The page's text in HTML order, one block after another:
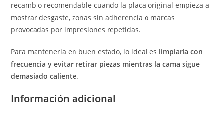
recambio recomendable cuando la placa original empieza a
mostrar desgaste, zonas sin adherencia o marcas
provocadas por impresiones repetidas.
Para mantenerla en buen estado, lo ideal es limpiarla con
frecuencia y evitar retirar piezas mientras la cama sigue
demasiado caliente.
Información adicional